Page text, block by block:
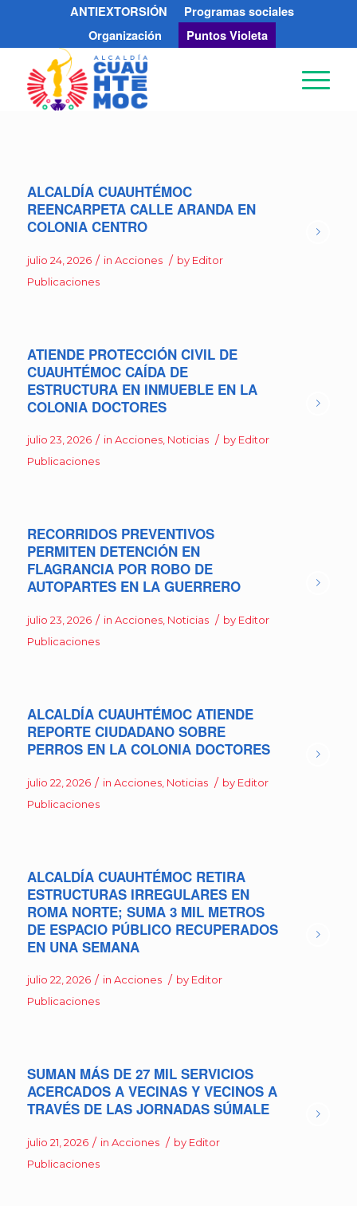
ANTIEXTORSIÓN
Programas sociales
Organización
Puntos Violeta
ALCALDÍA CUAUHTÉMOC
REENCARPETA CALLE ARANDA EN
COLONIA CENTRO
julio 24, 2026 / in Acciones / by Editor
Publicaciones
ATIENDE PROTECCIÓN CIVIL DE
CUAUHTÉMOC CAÍDA DE
ESTRUCTURA EN INMUEBLE EN LA
COLONIA DOCTORES
julio 23, 2026 / in Acciones, Noticias / by Editor
Publicaciones
RECORRIDOS PREVENTIVOS
PERMITEN DETENCIÓN EN
FLAGRANCIA POR ROBO DE
AUTOPARTES EN LA GUERRERO
julio 23, 2026 / in Acciones, Noticias / by Editor
Publicaciones
ALCALDÍA CUAUHTÉMOC ATIENDE
REPORTE CIUDADANO SOBRE
PERROS EN LA COLONIA DOCTORES
julio 22, 2026 / in Acciones, Noticias / by Editor
Publicaciones
ALCALDÍA CUAUHTÉMOC RETIRA
ESTRUCTURAS IRREGULARES EN
ROMA NORTE; SUMA 3 MIL METROS
DE ESPACIO PÚBLICO RECUPERADOS
EN UNA SEMANA
julio 22, 2026 / in Acciones / by Editor
Publicaciones
SUMAN MÁS DE 27 MIL SERVICIOS
ACERCADOS A VECINAS Y VECINOS A
TRAVÉS DE LAS JORNADAS SÚMALE
julio 21, 2026 / in Acciones / by Editor
Publicaciones